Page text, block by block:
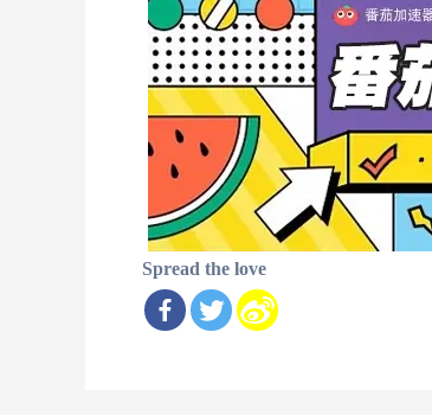
Spread the love